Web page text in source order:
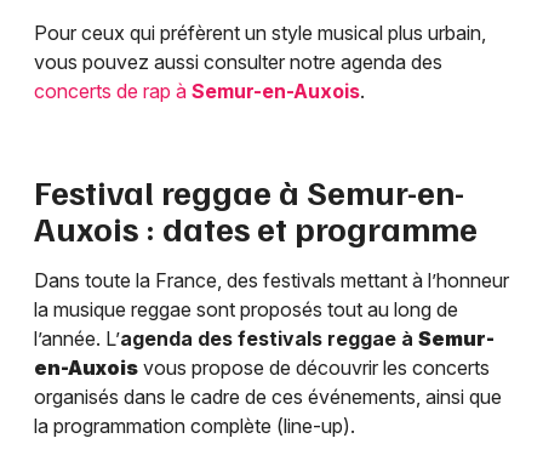
Pour ceux qui préfèrent un style musical plus urbain,
vous pouvez aussi consulter notre agenda des
concerts de rap à Semur-en-Auxois.
Festival reggae à Semur-en-
Auxois : dates et programme
Dans toute la France, des festivals mettant à l’honneur
la musique reggae sont proposés tout au long de
l’année. L’agenda des festivals reggae à Semur-
en-Auxois vous propose de découvrir les concerts
organisés dans le cadre de ces événements, ainsi que
la programmation complète (line-up).